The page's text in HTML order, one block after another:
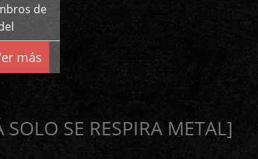
de
más
SOLO SE RESPIRA METAL]